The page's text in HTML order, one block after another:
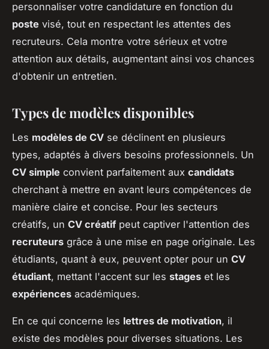
personnaliser votre candidature en fonction du
poste visé, tout en respectant les attentes des
recruteurs. Cela montre votre sérieux et votre
attention aux détails, augmentant ainsi vos chances
d'obtenir un entretien.
Types de modèles disponibles
Les modèles de CV se déclinent en plusieurs
types, adaptés à divers besoins professionnels. Un
CV simple convient parfaitement aux candidats
cherchant à mettre en avant leurs compétences de
manière claire et concise. Pour les secteurs
créatifs, un CV créatifpeut captiver l'attention des
recruteurs grâce à une mise en page originale. Les
étudiants, quant à eux, peuvent opter pour un CV
étudiant, mettant l'accent sur les stages et les
expériences académiques.
En ce qui concerne les lettres de motivation, il
existe des modèles pour diverses situations. Les